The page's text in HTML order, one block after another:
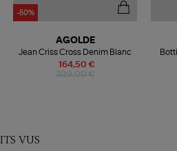
-50%
164,50 €
AGOLDE
Jean Criss Cross Denim Blanc
VUS